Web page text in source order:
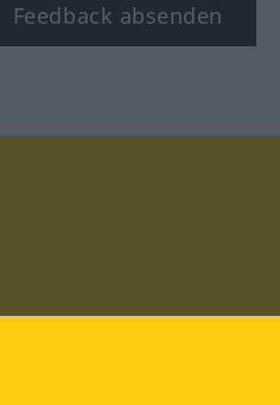
Feedback absenden